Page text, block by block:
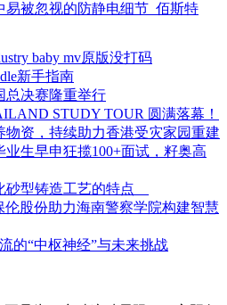
被忽视的防静电细节_佰斯特
baby mv原版没打码
新手指南
总决赛隆重举行
STUDY TOUR 圆满落幕！
物资，持续助力香港受灾家园重建
业生早申狂揽100+面试，籽奥高
型铸造工艺的特点__
伦股份助力海南警察学院构建智慧
的“中枢神经”与未来挑战